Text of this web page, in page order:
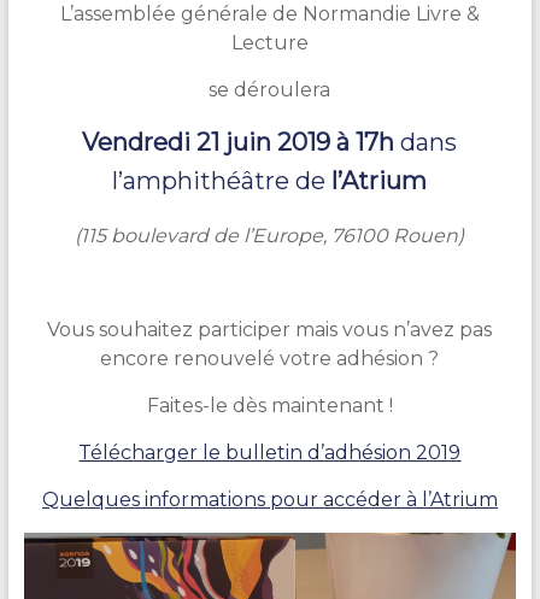
L’assemblée générale de Normandie Livre &
Lecture
se déroulera
Vendredi 21 juin 2019 à 17hdans
l’amphithéâtre de l’Atrium
(115 boulevard de l’Europe, 76100 Rouen)
Vous souhaitez participer mais vous n’avez pas
encore renouvelé votre adhésion ?
Faites-le dès maintenant !
Télécharger le bulletin d’adhésion 2019
Quelques informations pour accéder à l’Atrium